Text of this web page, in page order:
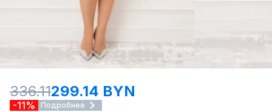
336.11299.14 BYN
-11% Подробнее